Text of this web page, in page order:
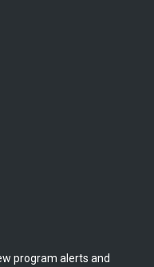
program alerts and